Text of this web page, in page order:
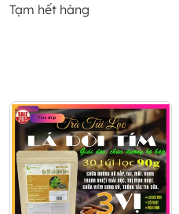
Tạm hết hàng